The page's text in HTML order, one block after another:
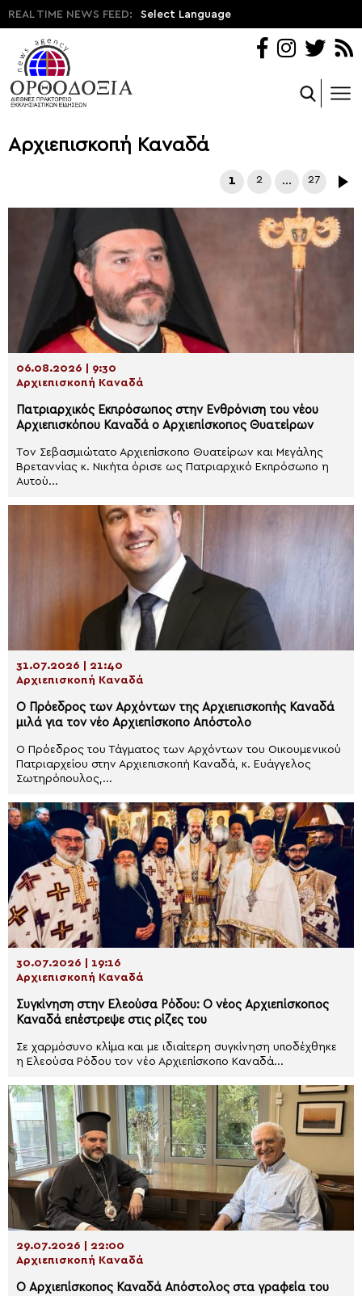
REAL TIME NEWS FEED: Select Language
Αρχιεπισκοπή Καναδά
1 2 … 27
06.08.2026 | 9:30
Αρχιεπισκοπή Καναδά
Πατριαρχικός Εκπρόσωπος στην Ενθρόνιση του νέου
Αρχιεπισκόπου Καναδά ο Αρχιεπίσκοπος Θυατείρων
Τον Σεβασμιώτατο Αρχιεπίσκοπο Θυατείρων και Μεγάλης
Βρεταννίας κ. Νικήτα όρισε ως Πατριαρχικό Εκπρόσωπο η
Αυτού...
31.07.2026 | 21:40
Αρχιεπισκοπή Καναδά
Ο Πρόεδρος των Αρχόντων της Αρχιεπισκοπής Καναδά
μιλά για τον νέο Αρχιεπίσκοπο Απόστολο
Ο Πρόεδρος του Τάγματος των Αρχόντων του Οικουμενικού
Πατριαρχείου στην Αρχιεπισκοπή Καναδά, κ. Ευάγγελος
Σωτηρόπουλος,...
30.07.2026 | 19:16
Αρχιεπισκοπή Καναδά
Συγκίνηση στην Ελεούσα Ρόδου: Ο νέος Αρχιεπίσκοπος
Καναδά επέστρεψε στις ρίζες του
Σε χαρμόσυνο κλίμα και με ιδιαίτερη συγκίνηση υποδέχθηκε
η Ελεούσα Ρόδου τον νέο Αρχιεπίσκοπο Καναδά...
29.07.2026 | 22:00
Αρχιεπισκοπή Καναδά
Ο Αρχιεπίσκοπος Καναδά Απόστολος στα γραφεία του